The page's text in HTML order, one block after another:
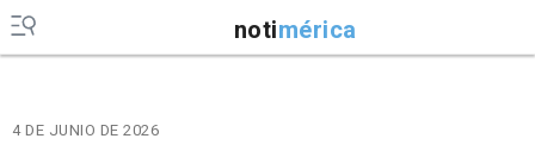
notimérica
4 DE JUNIO DE 2026